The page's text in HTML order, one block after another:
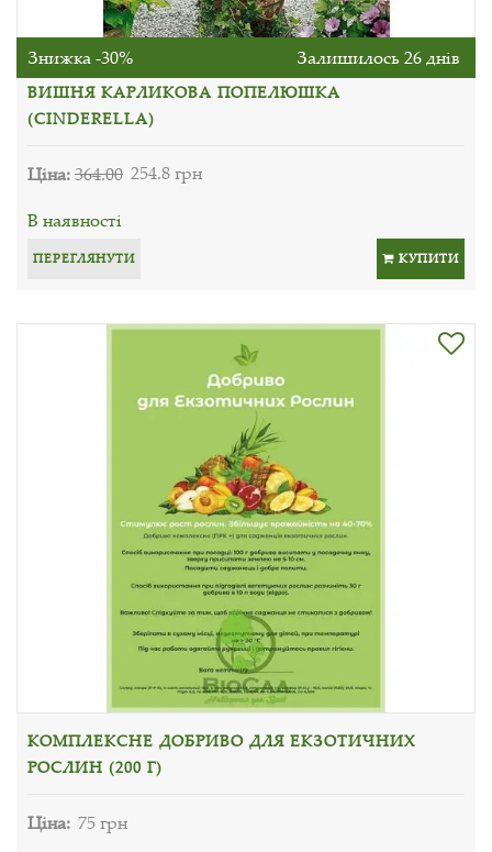
Знижка -30% Залишилось 26 днів
ВИШНЯ КАРЛИКОВА ПОПЕЛЮШКА
(CINDERELLA)
Ціна:364.00 254.8 грн
В наявності
ПЕРЕГЛЯНУТИ КУПИТИ
КОМПЛЕКСНЕ ДОБРИВО ДЛЯ ЕКЗОТИЧНИХ
РОСЛИН (200 Г)
Ціна: 75 грн